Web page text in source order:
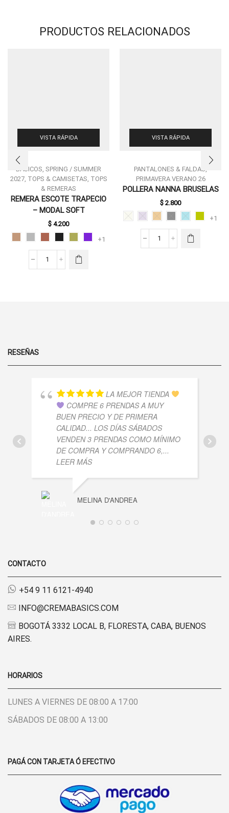
PRODUCTOS RELACIONADOS
VISTA RÁPIDA
BASICOS SPRING / SUMMER
2027, TOPS & CAMISETAS TOPS
& REMERAS
REMERA ESCOTE TRAPECIO
– MODAL SOFT
$ 4.200
+1
REMERA
ESTE
PRODUCTO
TIENE
MÚLTIPLES
OPCIONES
VISTA RÁPIDA
PANTALONES & FALDAS
PRIMAVERA VERANO 26
POLLERA NANNA BRUSELAS
$ 2.800
+1
POLLERA
ESTE
PRODUCTO
TIENE
MÚLTIPLES
VARIANTES.
OPCIONES
RESEÑAS
LA MEJOR TIENDA
COMPRE 6 PRENDAS A MUY
BUEN PRECIO Y DE PRIMERA
CALIDAD... LOS DÍAS SÁBADOS
VENDEN 3 PRENDAS COMO MÍNIMO
DE COMPRA Y COMPRANDO 6,...
LEER MÁS
MELINA D'ANDREA
CONTACTO
+54 9 11 6121-4940
INFO@CREMABASICS.COM
BOGOTÁ 3332 LOCAL B, FLORESTA, CABA, BUENOS
AIRES.
HORARIOS
LUNES A VIERNES DE 08:00 A 17:00
SÁBADOS DE 08:00 A 13:00
PAGÁ CON TARJETA Ó EFECTIVO